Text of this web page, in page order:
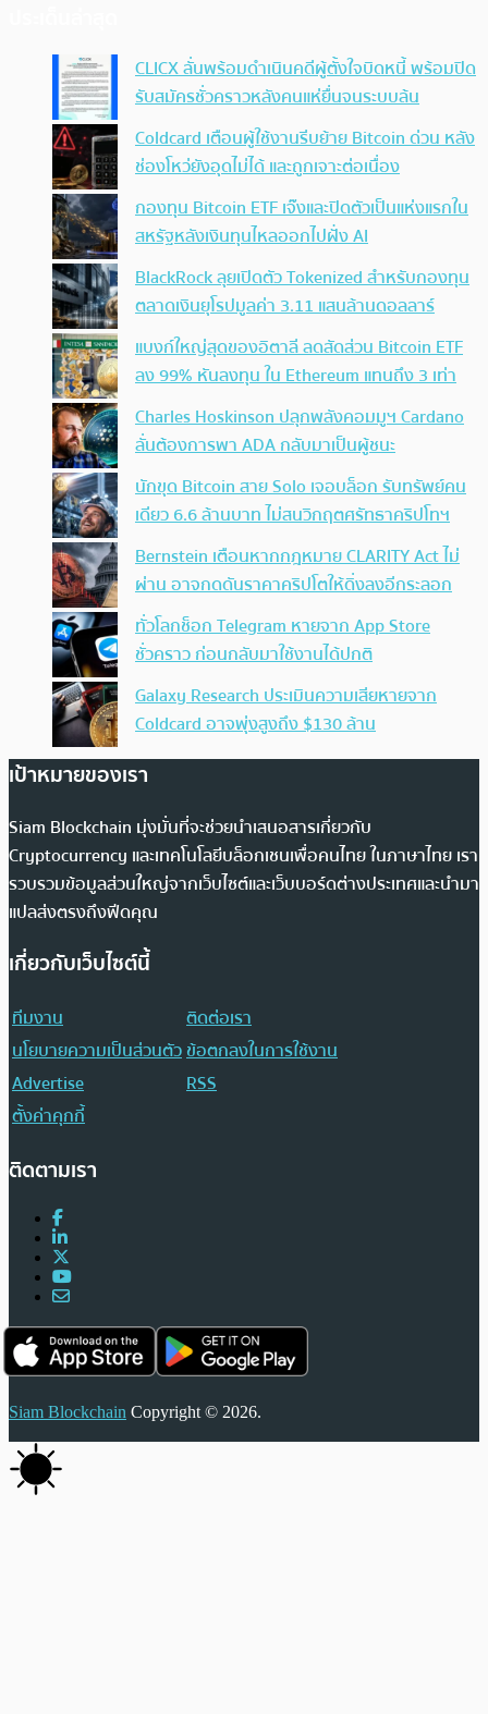
CLICX ลั่นพร้อมดำเนินคดีผู้ตั้งใจบิดหนี้ พร้อมปิด
รับสมัครชั่วคราวหลังคนแห่ยื่นจนระบบล้น
Coldcard เตือนผู้ใช้งานรีบย้าย Bitcoin ด่วน หลัง
ช่องโหว่ยังอุดไม่ได้ และถูกเจาะต่อเนื่อง
กองทุน Bitcoin ETF เจ๊งและปิดตัวเป็นแห่งแรกใน
สหรัฐหลังเงินทุนไหลออกไปฝั่ง AI
BlackRock ลุยเปิดตัว Tokenized สำหรับกองทุน
ตลาดเงินยุโรปมูลค่า 3.11 แสนล้านดอลลาร์
แบงก์ใหญ่สุดของอิตาลี ลดสัดส่วน Bitcoin ETF
ลง 99% หันลงทุน ใน Ethereum แทนถึง 3 เท่า
Charles Hoskinson ปลุกพลังคอมมูฯ Cardano
ลั่นต้องการพา ADA กลับมาเป็นผู้ชนะ
นักขุด Bitcoin สาย Solo เจอบล็อก รับทรัพย์คน
เดียว 6.6 ล้านบาท ไม่สนวิกฤตศรัทธาคริปโทฯ
Bernstein เตือนหากกฎหมาย CLARITY Act ไม่
ผ่าน อาจกดดันราคาคริปโตให้ดิ่งลงอีกระลอก
ทั่วโลกช็อก Telegram หายจาก App Store
ชั่วคราว ก่อนกลับมาใช้งานได้ปกติ
Galaxy Research ประเมินความเสียหายจาก
Coldcard อาจพุ่งสูงถึง $130 ล้าน
เป้าหมายของเรา
Siam Blockchain มุ่งมั่นที่จะช่วยนำเสนอสารเกี่ยวกับ
Cryptocurrency และเทคโนโลยีบล็อกเชนเพื่อคนไทย ในภาษาไทย เรา
รวบรวมข้อมูลส่วนใหญ่จากเว็บไซต์และเว็บบอร์ดต่างประเทศและนำมา
แปลส่งตรงถึงฟีดคุณ
เกี่ยวกับเว็บไซต์นี้
ทีมงาน
ติดต่อเรา
นโยบายความเป็นส่วนตัวข้อตกลงในการใช้งาน
Advertise
RSS
ตั้งค่าคุกกี้
ติดตามเรา
Siam Blockchain Copyright © 2026.